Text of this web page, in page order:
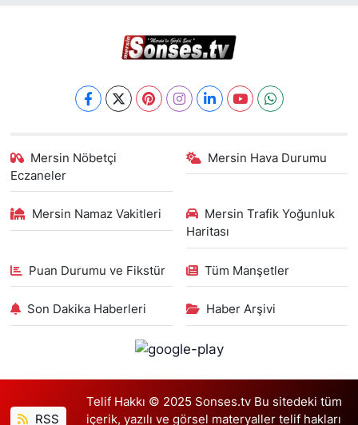
Mersin Nöbetçi
Eczaneler
Mersin Hava Durumu
Mersin Namaz Vakitleri
Mersin Trafik Yoğunluk
Haritası
Puan Durumu ve Fikstür Tüm Manşetler
Son Dakika Haberleri Haber Arşivi
RSS
Telif Hakkı © 2025 Sonses.tv Bu sitedeki tüm
içerik, yazılı ve görsel materyaller telif hakları